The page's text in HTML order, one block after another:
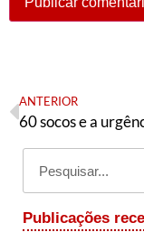
ANTERIOR
Publicações